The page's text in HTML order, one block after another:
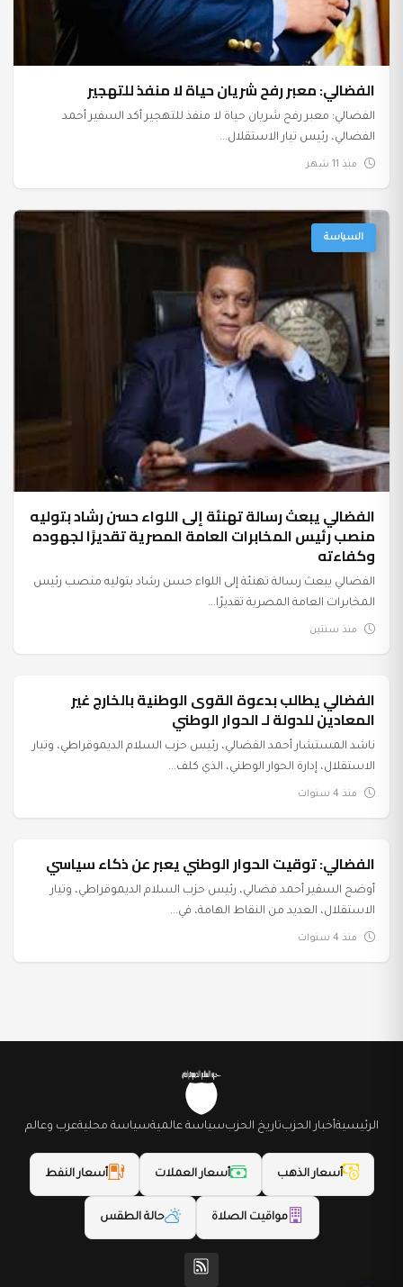
الفضالي: معبر رفح شريان حياة لا منفذ للتهجير
الفضالي: معبر رفح شريان حياة لا منفذ للتهجير أكد السفير أحمد
الفضالي، رئيس تيار الاستقلال...
منذ 11 شهر
السياسة
الفضالي يبعث رسالة تهنئة إلى اللواء حسن رشاد بتوليه
منصب رئيس المخابرات العامة المصرية تقديرًا لجهوده
وكفاءته
الفضالي يبعث رسالة تهنئة إلى اللواء حسن رشاد بتوليه منصب رئيس
المخابرات العامة المصرية تقديرًا...
منذ سنتين
أخبار الحزب
الفضالي يطالب بدعوة القوى الوطنية بالخارج غير
المعادين للدولة لـ الحوار الوطني
ناشد المستشار أحمد الفضالي، رئيس حزب السلام الديموقراطي، وتيار
الاستقلال، إدارة الحوار الوطني، الذي كلف...
منذ 4 سنوات
أخبار الحزب
الفضالي: توقيت الحوار الوطني يعبر عن ذكاء سياسي
أوضح السفير أحمد فضالي، رئيس حزب السلام الديموقراطي، وتيار
الاستقلال، العديد من النقاط الهامة، في...
منذ 4 سنوات
الرئيسيةأخبار الحزبتاريخ الحزبسياسة عالميةسياسة محليةعرب وعالم
أسعار الذهب أسعار العملات أسعار النفط
مواقيت الصلاة حالة الطقس